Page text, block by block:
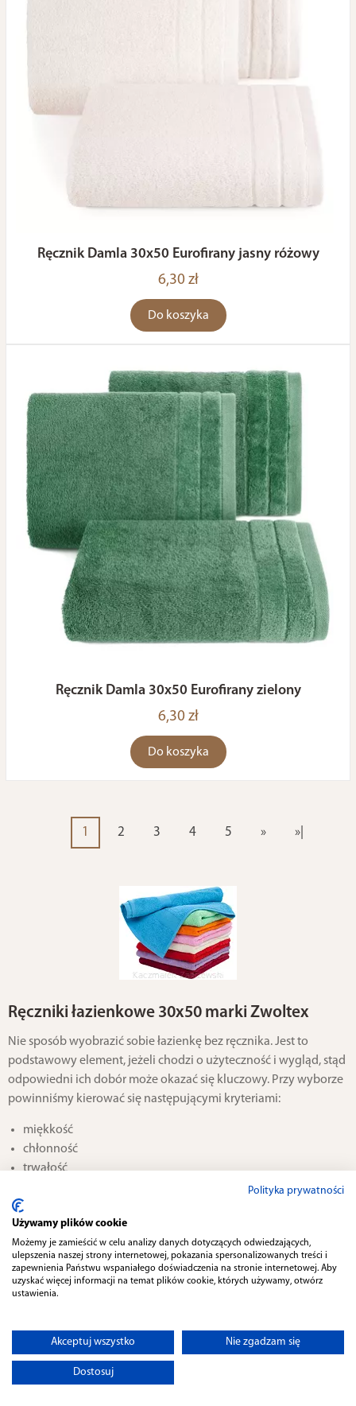
Ręcznik Damla 30x50 Eurofirany jasny różowy
6,30 zł
Do koszyka
Ręcznik Damla 30x50 Eurofirany zielony
6,30 zł
Do koszyka
1 2 3 4 5 » »|
Ręczniki łazienkowe 30x50 marki Zwoltex
Nie sposób wyobrazić sobie łazienkę bez ręcznika. Jest to
podstawowy element, jeżeli chodzi o użyteczność i wygląd, stąd
odpowiedni ich dobór może okazać się kluczowy. Przy wyborze
powinniśmy kierować się następującymi kryteriami:
miękkość
chłonność
trwałość
Ręczniki łazienkowe 30x50cm
markę na rynku-Zwoltex.
Ręczniki łazienkowe posiadają bardzo dobrą chłonność, będąc
wykonane z najwyższej jakości materiałów. Tylko dzięki temu,
jesteśmy w stanie zapewnić o ich trwałości, miękkości i
estetycznym wyglądzie pomimo upływu czasu.
Polityka prywatności
Używamy plików cookie
Możemy je zamieścić w celu analizy danych dotyczących odwiedzających,
ulepszenia naszej strony internetowej, pokazania spersonalizowanych treści i
zapewnienia Państwu wspaniałego doświadczenia na stronie internetowej. Aby
uzyskać więcej informacji na temat plików cookie, których używamy, otwórz
ustawienia.
Akceptuj wszystko Nie zgadzam się
Dostosuj